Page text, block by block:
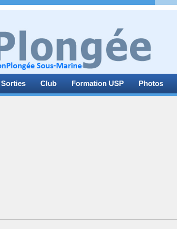
Sorties Club Formation USP Photos